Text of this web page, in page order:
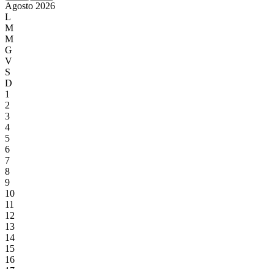
Agosto 2026
L
M
M
G
V
S
D
1
2
3
4
5
6
7
8
9
10
11
12
13
14
15
16